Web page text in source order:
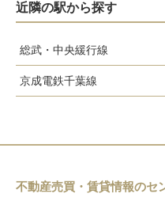
近隣の駅から探す
総武・中央緩行線
新検見川駅
京成電鉄千葉線
京成幕張駅
検見川駅
不動産売買・賃貸情報のセ